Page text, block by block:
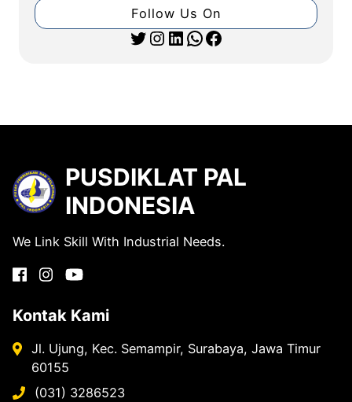
Follow Us On
Twitter InstagramLinkedIn WhatsApp Facebook
PUSDIKLAT PAL
INDONESIA
We Link Skill With Industrial Needs.
Kontak Kami
Jl. Ujung, Kec. Semampir, Surabaya, Jawa Timur
60155
(031) 3286523